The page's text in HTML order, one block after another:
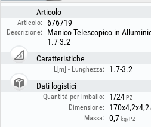
Articolo
Articolo: 676719
Descrizione:
Manico Telescopico in
1.7-3.2
Caratteristiche
L[m] - Lunghezza:
1.7-3.2
Dati logistici
Quantità per imballo: 1/24PZ
Dimensione: 170x4,2x4,2
Massa: 0,7 kg/PZ